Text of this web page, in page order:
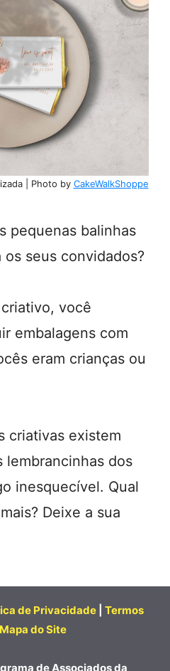
| Photo by CakeWalkShoppe
pequenas balinhas
seus convidados?
você
embalagens com
eram crianças ou
criativas existem
lembrancinhas dos
inesquecível. Qual
Deixe a sua
de Privacidade| Termos
Mapa do Site
de Associados da